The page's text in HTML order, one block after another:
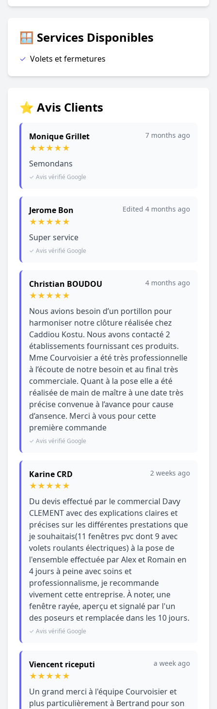
🪟 Services Disponibles
✓ Volets et fermetures
⭐ Avis Clients
Monique Grillet
★★★★★
7 months ago
Semondans
✓ Avis vérifié Google
Jerome Bon
★★★★★
Edited 4 months ago
Super service
✓ Avis vérifié Google
Christian BOUDOU
★★★★★
4 months ago
Nous avions besoin d’un portillon pour
harmoniser notre clôture réalisée chez
Caddiou Kostu. Nous avons contacté 2
établissements fournissant ces produits.
Mme Courvoisier a été très professionnelle
à l’écoute de notre besoin et au final très
commerciale. Quant à la pose elle a été
réalisée de main de maître à une date très
précise convenue à l’avance pour cause
d’ansence. Merci à vous pour cette
première commande
✓ Avis vérifié Google
Karine CRD
★★★★★
2 weeks ago
Du devis effectué par le commercial Davy
CLEMENT avec des explications claires et
précises sur les différentes prestations que
je souhaitais(11 fenêtres pvc dont 9 avec
volets roulants électriques) à la pose de
l'ensemble effectuée par Alex et Romain en
4 jours à peine avec soins et
professionnalisme, je recommande
vivement cette entreprise. À noter, une
fenêtre rayée, aperçu et signalé par l'un
des poseurs et remplacée dans les 10 jours.
✓ Avis vérifié Google
Viencent riceputi
★★★★★
a week ago
Un grand merci à l'équipe Courvoisier et
plus particulièrement à Bertrand pour son